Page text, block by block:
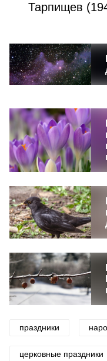
Тарпищев
праздники
церковные праздники